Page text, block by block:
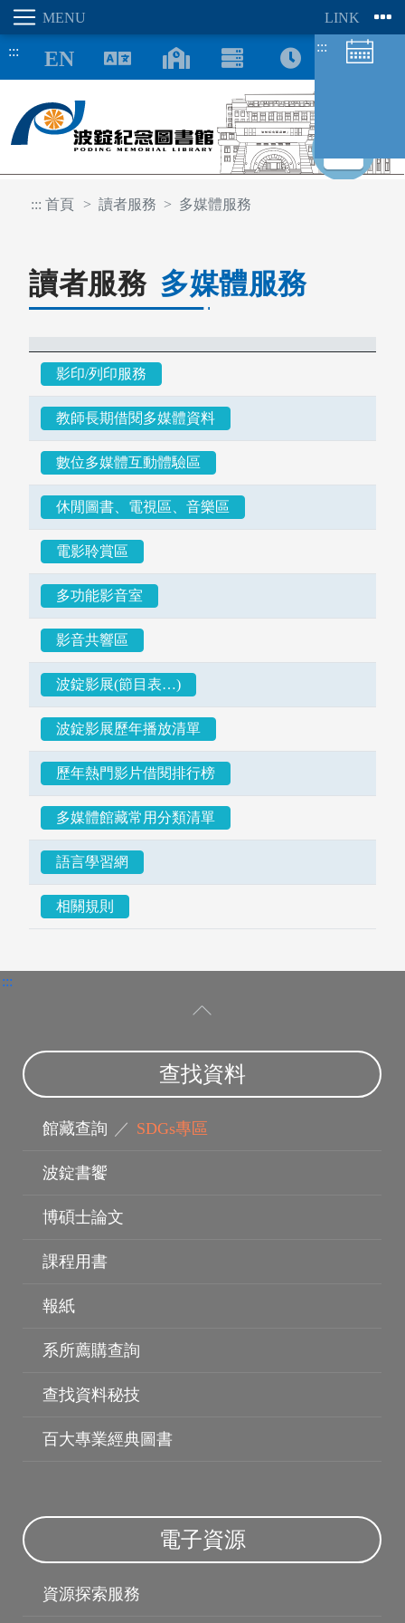
::: :::
指導教授
::: 首頁 讀者服務 多媒體服務
讀者服務 多媒體服務
影印/列印服務
教師長期借閱多媒體資料
數位多媒體互動體驗區
休閒圖書、電視區、音樂區
電影聆賞區
多功能影音室
影音共響區
波錠影展(節目表…)
波錠影展歷年播放清單
歷年熱門影片借閱排行榜
多媒體館藏常用分類清單
語言學習網
相關規則
:::
查找資料
館藏查詢 ／ SDGs專區
波錠書饗
博碩士論文
課程用書
報紙
系所薦購查詢
查找資料秘技
百大專業經典圖書
電子資源
資源探索服務